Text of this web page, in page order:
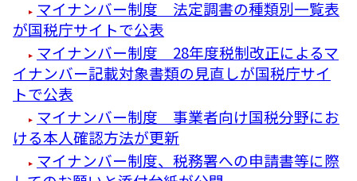
マイナンバー制度 法定調書の種類別一覧表
が国税庁サイトで公表
マイナンバー制度 28年度税制改正によるマ
イナンバー記載対象書類の見直しが国税庁サイ
トで公表
マイナンバー制度 事業者向け国税分野にお
ける本人確認方法が更新
マイナンバー制度、税務署への申請書等に際